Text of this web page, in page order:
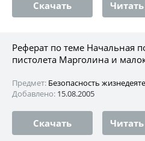
Скачать
Реферат по теме Начальная
пистолета Марголина и
Предмет: Безопасность
Добавлено: 15.08.2005
Скачать